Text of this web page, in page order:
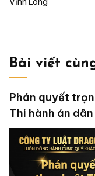
Bài viết
Phán quyết
Thi hành án